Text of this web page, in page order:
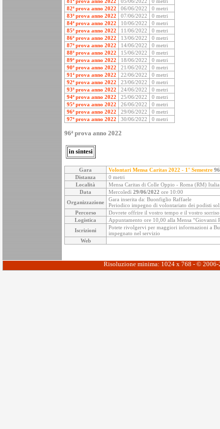
82ª prova anno 2022
06/06/2022
0 metri
83ª prova anno 2022
07/06/2022
0 metri
84ª prova anno 2022
10/06/2022
0 metri
85ª prova anno 2022
11/06/2022
0 metri
86ª prova anno 2022
13/06/2022
0 metri
87ª prova anno 2022
14/06/2022
0 metri
88ª prova anno 2022
15/06/2022
0 metri
89ª prova anno 2022
18/06/2022
0 metri
90ª prova anno 2022
21/06/2022
0 metri
91ª prova anno 2022
22/06/2022
0 metri
92ª prova anno 2022
23/06/2022
0 metri
93ª prova anno 2022
24/06/2022
0 metri
94ª prova anno 2022
25/06/2022
0 metri
95ª prova anno 2022
26/06/2022
0 metri
96ª prova anno 2022
29/06/2022
0 metri
97ª prova anno 2022
30/06/2022 0 metri
96ª prova anno 2022
in sintesi
Gara Volontari Mensa Caritas 2022 - 1° Semestre
Distanza
0 metri
Località
Mensa Caritas di Colle Oppio - Roma (RM) Italia
Data
Mercoledì 29/06/2022 ore 10:00
Organizzazione
Gara inserita da: Buonfiglio Raffaele
Periodico impegno di volontariato dei podisti
Percorso
Dovrete offrire il vostro tempo e il vostro sorriso
Logistica
Appuntamento ore 10,00 alla Mensa
Iscrizioni
Potete rivolgervi per maggiori informazioni a
impegnato nel servizio
Web
Risoluzione minima: 1024 x 768 - ©